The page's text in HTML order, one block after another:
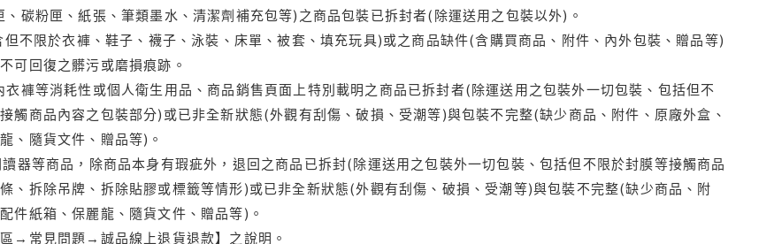
碳粉匣、紙張、筆類墨水、清潔劑補充包等)之商品包裝已拆封者(除運送用之包裝以外)。
不限於衣褲、鞋子、襪子、泳裝、床單、被套、填充玩具)或之商品缺件(含購買商品、附件、內外包裝、贈品等)
可回復之髒污或磨損痕跡。
褲等消耗性或個人衛生用品、商品銷售頁面上特別載明之商品已拆封者(除運送用之包裝外一切包裝、包括但不
觸商品內容之包裝部分)或已非全新狀態(外觀有刮傷、破損、受潮等)與包裝不完整(缺少商品、附件、原廠外盒、
、隨貨文件、贈品等)。
器等商品，除商品本身有瑕疵外，退回之商品已拆封(除運送用之包裝外一切包裝、包括但不限於封膜等接觸商品
、拆除吊牌、拆除貼膠或標籤等情形)或已非全新狀態(外觀有刮傷、破損、受潮等)與包裝不完整(缺少商品、附
件紙箱、保麗龍、隨貨文件、贈品等)。
→常見問題→誠品線上退貨退款】之說明。